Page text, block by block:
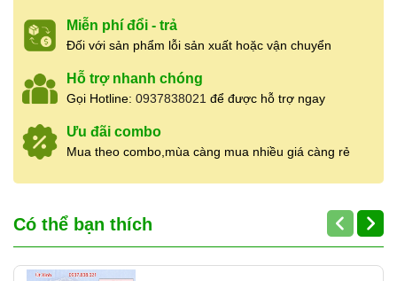
ngày, không nghỉ)
Mã vạch sản phẩm: 8938563129031
Cửa hàng nhận
báo giá sỉ
lượng lớn, cung cấp hàng ổn định cho
quán ăn, đối tác lâu dài
. Có hỗ trợ
ship tỉnh
qua chành xe, nhà xe
giao hàng nhanh và linh hoạt theo nhu cầu.
👉 Liên hệ báo giá sỉ & tư vấn:0937.838.021
Miễn phí đổi - trả
Đối với sản phẩm lỗi sản xuất hoặc vận chuyển
Hỗ trợ nhanh chóng
Gọi Hotline: 0937838021 để được hỗ trợ ngay
Ưu đãi combo
Mua theo combo,mùa càng mua nhiều giá càng rẻ
Có thể bạn thích